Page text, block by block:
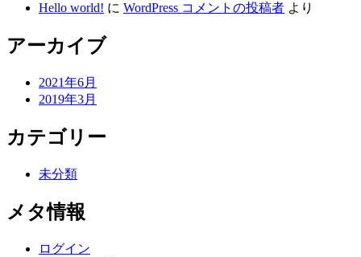
Hello world! に WordPress コメントの投稿者 より
アーカイブ
2021年6月
2019年3月
カテゴリー
未分類
メタ情報
ログイン